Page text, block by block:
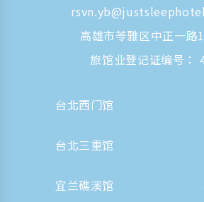
高雄市苓雅区中正一路
旅馆业登记证编号：
台北西门馆
台北三重馆
宜兰礁溪馆